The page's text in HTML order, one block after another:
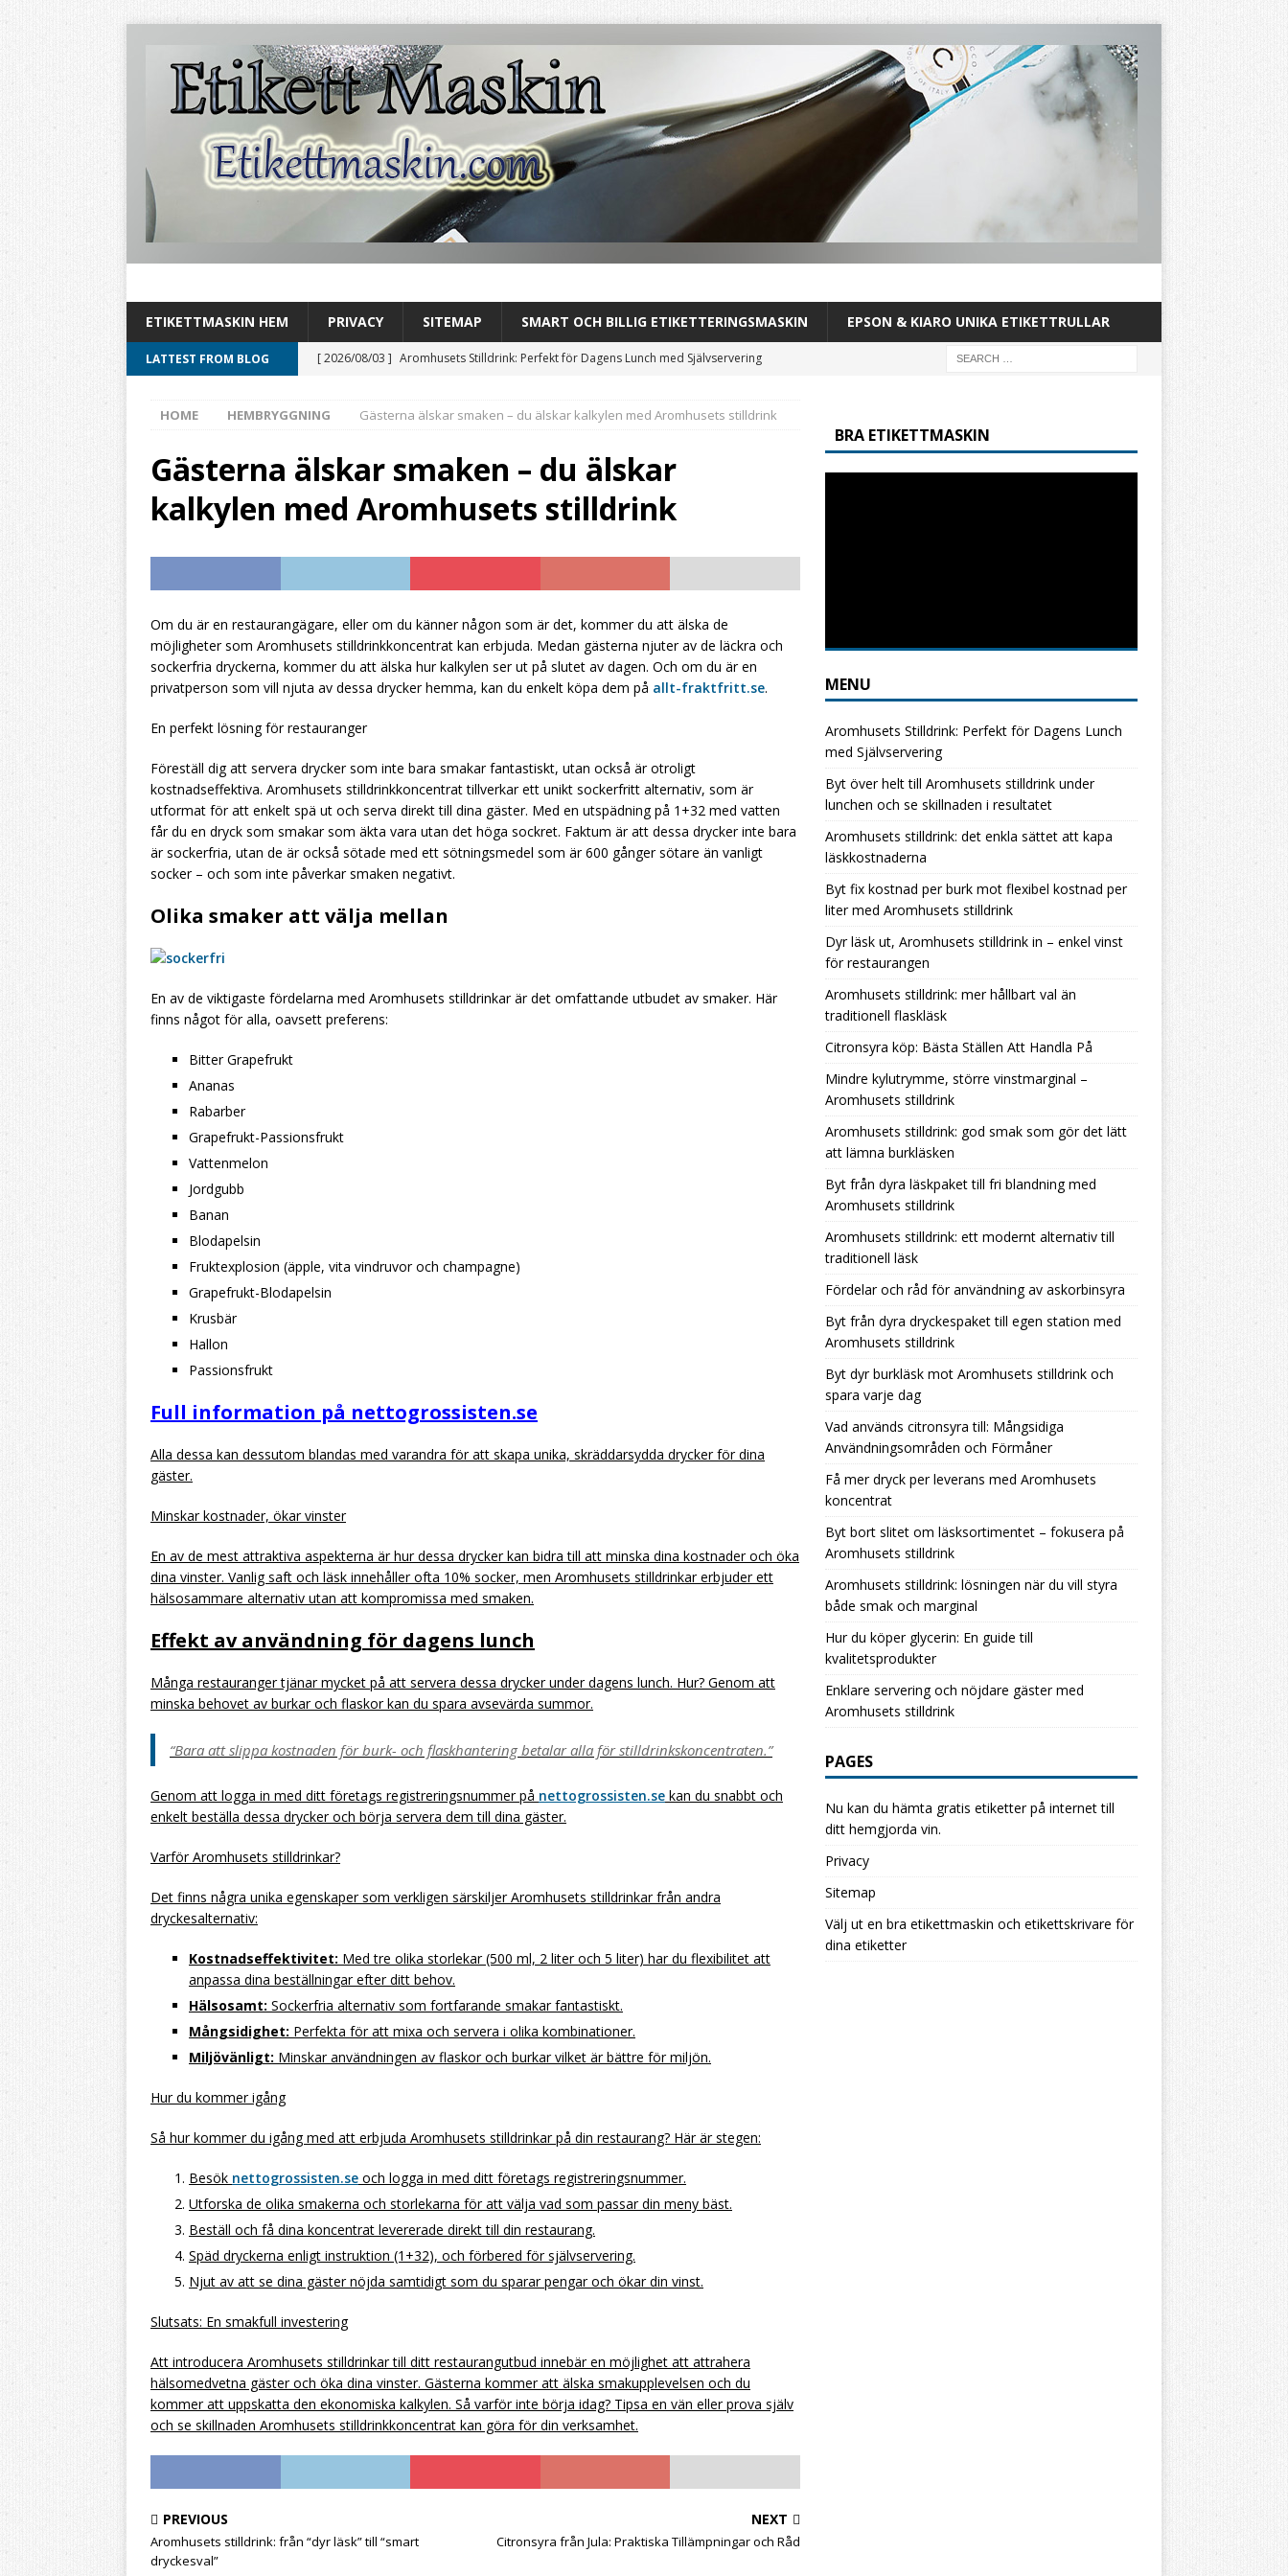
ETIKETTMASKIN HEM PRIVACY SITEMAP SMART OCH BILLIG ETIKETTERINGSMASKIN EPSON & KIARO UNIKA ETIKETTRULLAR
LATTEST FROM BLOG [ 2026/08/03 ] Aromhusets Stilldrink: Perfekt för Dagens Lunch med Självservering
[ 2026/08/02 ] Byt över helt till Aromhusets stilldrink under lunchen och se skillnaden i
resultatet
HEMBRYGGNING
HEMBRYGGNING
[ 2026/07/28 ] Byt fix kostnad per burk mot flexibel kostnad per liter med Aromhusets
[ 2026/07/27 ] Dyr läsk ut, Aromhusets stilldrink in – enkel vinst för restaurangen
HEMBRYGGNING
HOME HEMBRYGGNING Gästerna älskar smaken – du älskar kalkylen med Aromhusets stilldrink
Gästerna älskar smaken – du älskar
kalkylen med Aromhusets stilldrink
Om du är en restaurangägare, eller om du känner någon som är det, kommer du att älska de
möjligheter som Aromhusets stilldrinkkoncentrat kan erbjuda. Medan gästerna njuter av de läckra och
sockerfria dryckerna, kommer du att älska hur kalkylen ser ut på slutet av dagen. Och om du är en
privatperson som vill njuta av dessa drycker hemma, kan du enkelt köpa dem på allt-fraktfritt.se.
En perfekt lösning för restauranger
Föreställ dig att servera drycker som inte bara smakar fantastiskt, utan också är otroligt
kostnadseffektiva. Aromhusets stilldrinkkoncentrat tillverkar ett unikt sockerfritt alternativ, som är
utformat för att enkelt spä ut och serva direkt till dina gäster. Med en utspädning på 1+32 med vatten
får du en dryck som smakar som äkta vara utan det höga sockret. Faktum är att dessa drycker inte bara
är sockerfria, utan de är också sötade med ett sötningsmedel som är 600 gånger sötare än vanligt
socker – och som inte påverkar smaken negativt.
Olika smaker att välja mellan
En av de viktigaste fördelarna med Aromhusets stilldrinkar är det omfattande utbudet av smaker. Här
finns något för alla, oavsett preferens:
Bitter Grapefrukt
Ananas
Rabarber
Grapefrukt-Passionsfrukt
Vattenmelon
Jordgubb
Banan
Blodapelsin
Fruktexplosion (äpple, vita vindruvor och champagne)
Grapefrukt-Blodapelsin
Krusbär
Hallon
Passionsfrukt
Full information på nettogrossisten.se
Alla dessa kan dessutom blandas med varandra för att skapa unika, skräddarsydda drycker för dina
gäster.
Minskar kostnader, ökar vinster
En av de mest attraktiva aspekterna är hur dessa drycker kan bidra till att minska dina kostnader och öka
dina vinster. Vanlig saft och läsk innehåller ofta 10% socker, men Aromhusets stilldrinkar erbjuder ett
hälsosammare alternativ utan att kompromissa med smaken.
Effekt av användning för dagens lunch
Många restauranger tjänar mycket på att servera dessa drycker under dagens lunch. Hur? Genom att
minska behovet av burkar och flaskor kan du spara avsevärda summor.
“Bara att slippa kostnaden för burk- och flaskhantering betalar alla för stilldrinkskoncentraten.”
Genom att logga in med ditt företags registreringsnummer på nettogrossisten.se kan du snabbt och
enkelt beställa dessa drycker och börja servera dem till dina gäster.
Varför Aromhusets stilldrinkar?
Det finns några unika egenskaper som verkligen särskiljer Aromhusets stilldrinkar från andra
dryckesalternativ:
Kostnadseffektivitet: Med tre olika storlekar (500 ml, 2 liter och 5 liter) har du flexibilitet att
anpassa dina beställningar efter ditt behov.
Hälsosamt: Sockerfria alternativ som fortfarande smakar fantastiskt.
Mångsidighet: Perfekta för att mixa och servera i olika kombinationer.
Miljövänligt: Minskar användningen av flaskor och burkar vilket är bättre för miljön.
Hur du kommer igång
Så hur kommer du igång med att erbjuda Aromhusets stilldrinkar på din restaurang? Här är stegen:
Besök nettogrossisten.se och logga in med ditt företags registreringsnummer.
Utforska de olika smakerna och storlekarna för att välja vad som passar din meny bäst.
Beställ och få dina koncentrat levererade direkt till din restaurang.
Späd dryckerna enligt instruktion (1+32), och förbered för självservering.
Njut av att se dina gäster nöjda samtidigt som du sparar pengar och ökar din vinst.
Slutsats: En smakfull investering
Att introducera Aromhusets stilldrinkar till ditt restaurangutbud innebär en möjlighet att attrahera
hälsomedvetna gäster och öka dina vinster. Gästerna kommer att älska smakupplevelsen och du
kommer att uppskatta den ekonomiska kalkylen. Så varför inte börja idag? Tipsa en vän eller prova själv
och se skillnaden Aromhusets stilldrinkkoncentrat kan göra för din verksamhet.
PREVIOUS
Aromhusets stilldrink: från “dyr läsk” till “smart
dryckesval”
NEXT
Citronsyra från Jula: Praktiska Tillämpningar och Råd
BRA ETIKETTMASKIN
MENU
Aromhusets Stilldrink: Perfekt för Dagens Lunch
med Självservering
Byt över helt till Aromhusets stilldrink under
lunchen och se skillnaden i resultatet
Aromhusets stilldrink: det enkla sättet att kapa
läskkostnaderna
Byt fix kostnad per burk mot flexibel kostnad per
liter med Aromhusets stilldrink
Dyr läsk ut, Aromhusets stilldrink in – enkel vinst
för restaurangen
Aromhusets stilldrink: mer hållbart val än
traditionell flaskläsk
Citronsyra köp: Bästa Ställen Att Handla På
Mindre kylutrymme, större vinstmarginal –
Aromhusets stilldrink
Aromhusets stilldrink: god smak som gör det lätt
att lämna burkläsken
Byt från dyra läskpaket till fri blandning med
Aromhusets stilldrink
Aromhusets stilldrink: ett modernt alternativ till
traditionell läsk
Fördelar och råd för användning av askorbinsyra
Byt från dyra dryckespaket till egen station med
Aromhusets stilldrink
Byt dyr burkläsk mot Aromhusets stilldrink och
spara varje dag
Vad används citronsyra till: Mångsidiga
Användningsområden och Förmåner
Få mer dryck per leverans med Aromhusets
koncentrat
Byt bort slitet om läsksortimentet – fokusera på
Aromhusets stilldrink
Aromhusets stilldrink: lösningen när du vill styra
både smak och marginal
Hur du köper glycerin: En guide till
kvalitetsprodukter
Enklare servering och nöjdare gäster med
Aromhusets stilldrink
PAGES
Nu kan du hämta gratis etiketter på internet till
ditt hemgjorda vin.
Privacy
Sitemap
Välj ut en bra etikettmaskin och etikettskrivare för
dina etiketter